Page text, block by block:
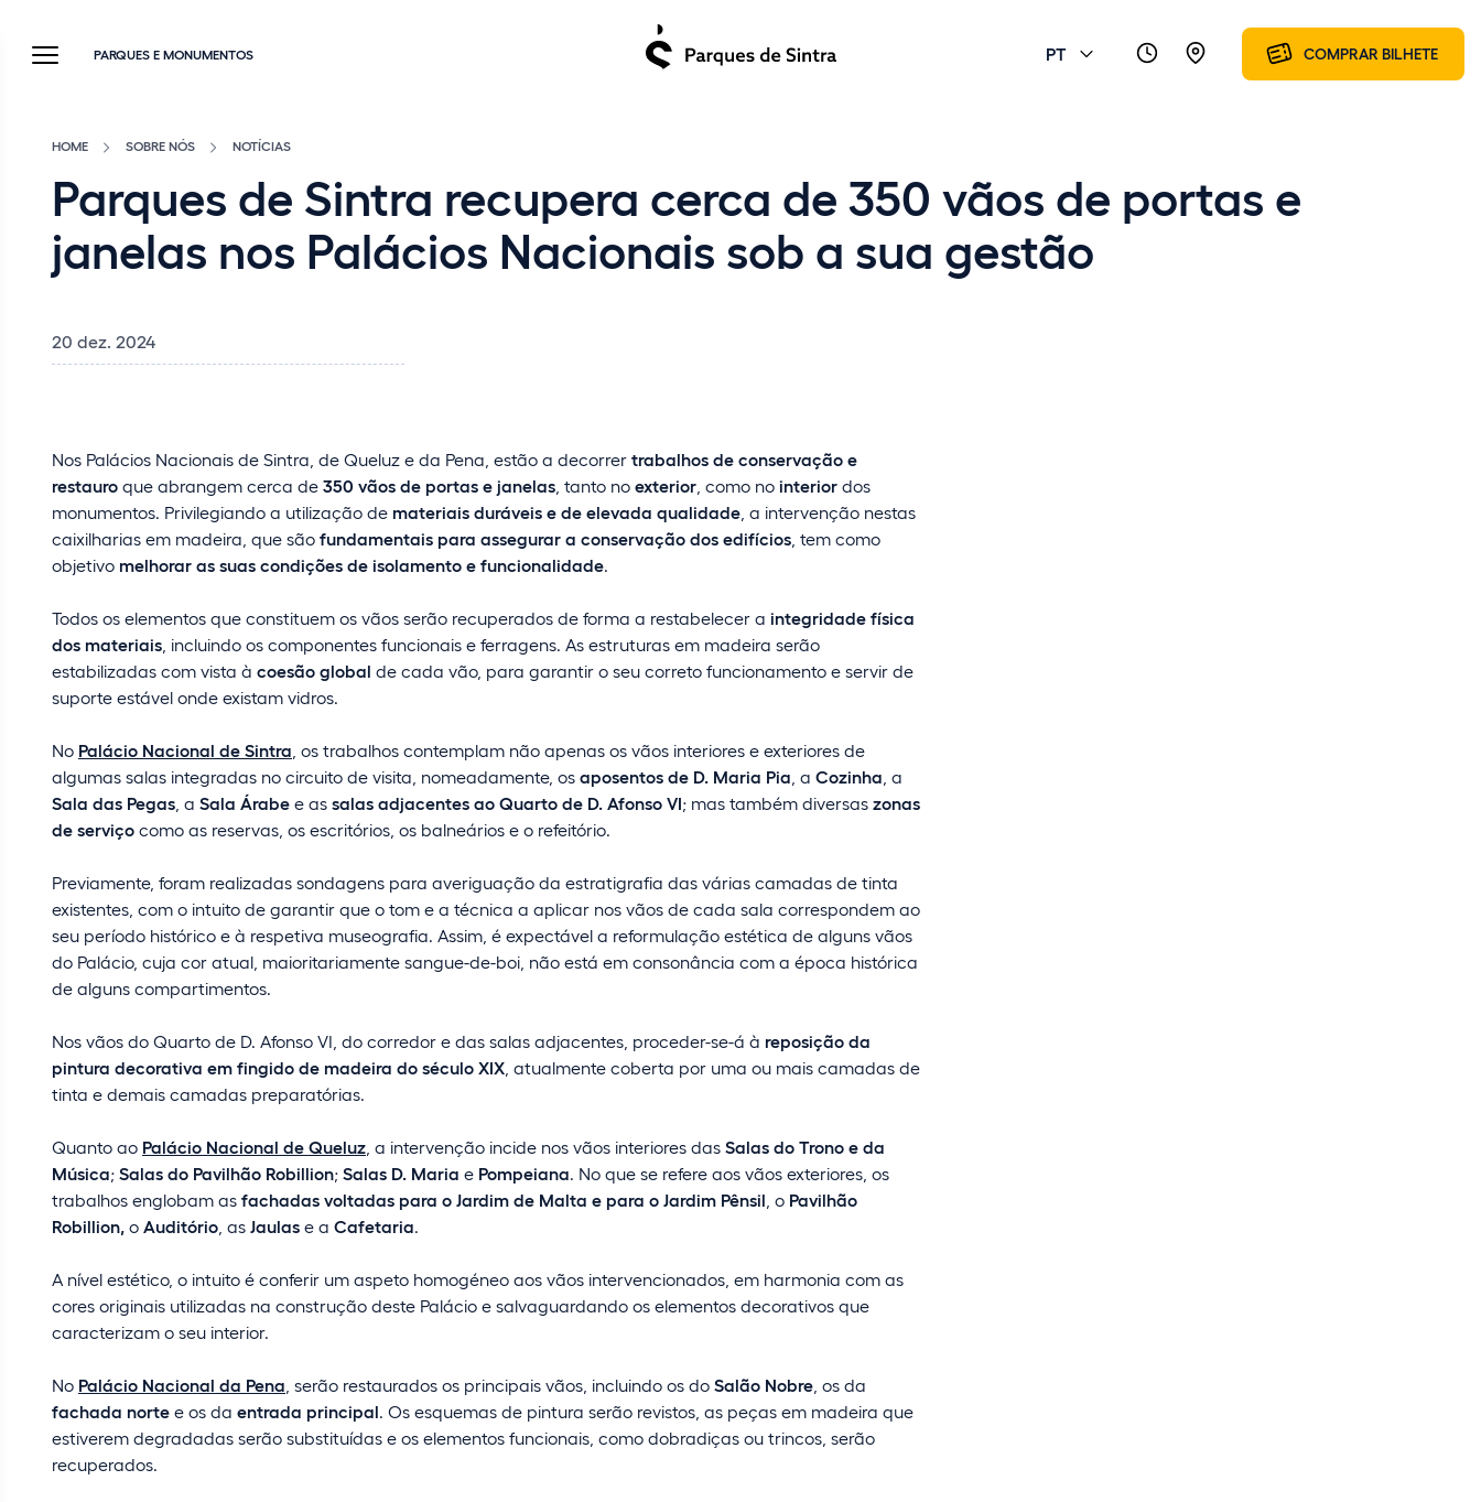
PARQUES E MONUMENTOS PT COMPRAR BILHETE
HOME SOBRE NÓS NOTÍCIAS
Parques de Sintra recupera cerca de 350 vãos de portas e
janelas nos Palácios Nacionais sob a sua gestão
20 dez. 2024
Nos Palácios Nacionais de Sintra, de Queluz e da Pena, estão a decorrer trabalhos de conservação e
restauro que abrangem cerca de 350 vãos de portas e janelas , tanto no exterior , como no interior dos
monumentos. Privilegiando a utilização de materiais duráveis e de elevada qualidade , a intervenção nestas
caixilharias em madeira, que são fundamentais para assegurar a conservação dos edifícios , tem como
objetivo melhorar as suas condições de isolamento e funcionalidade.
Todos os elementos que constituem os vãos serão recuperados de forma a restabelecer a integridade física
dos materiais , incluindo os componentes funcionais e ferragens. As estruturas em madeira serão
estabilizadas com vista à coesão global de cada vão, para garantir o seu correto funcionamento e servir de
suporte estável onde existam vidros.
No Palácio Nacional de Sintra , os trabalhos contemplam não apenas os vãos interiores e exteriores de
algumas salas integradas no circuito de visita, nomeadamente, os aposentos de D. Maria Pia , a Cozinha , a
Sala das Pegas , a Sala Árabe e as salas adjacentes ao Quarto de D. Afonso VI; mas também diversas zonas
de serviço como as reservas, os escritórios, os balneários e o refeitório.
Previamente, foram realizadas sondagens para averiguação da estratigrafia das várias camadas de tinta
existentes, com o intuito de garantir que o tom e a técnica a aplicar nos vãos de cada sala correspondem ao
seu período histórico e à respetiva museografia. Assim, é expectável a reformulação estética de alguns vãos
do Palácio, cuja cor atual, maioritariamente sangue-de-boi, não está em consonância com a época histórica
de alguns compartimentos.
Nos vãos do Quarto de D. Afonso VI, do corredor e das salas adjacentes, proceder-se-á à reposição da
pintura decorativa em fingido de madeira do século XIX , atualmente coberta por uma ou mais camadas de
tinta e demais camadas preparatórias.
Quanto ao Palácio Nacional de Queluz , a intervenção incide nos vãos interiores das Salas do Trono e da
Música; Salas do Pavilhão Robillion; Salas D. Maria e Pompeiana. No que se refere aos vãos exteriores, os
trabalhos englobam as fachadas voltadas para o Jardim de Malta e para o Jardim Pênsil , o Pavilhão
Robillion, o Auditório , as Jaulas e a Cafetaria.
A nível estético, o intuito é conferir um aspeto homogéneo aos vãos intervencionados, em harmonia com as
cores originais utilizadas na construção deste Palácio e salvaguardando os elementos decorativos que
caracterizam o seu interior.
No Palácio Nacional da Pena , serão restaurados os principais vãos, incluindo os do Salão Nobre , os da
fachada norte e os da entrada principal. Os esquemas de pintura serão revistos, as peças em madeira que
estiverem degradadas serão substituídas e os elementos funcionais, como dobradiças ou trincos, serão
recuperados.